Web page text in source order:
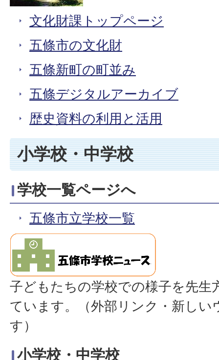
文化財課トップページ
五條市の文化財
五條新町の町並み
五條デジタルアーカイブ
歴史資料の利用と活用
小学校・中学校
学校一覧ページへ
五條市立学校一覧
子どもたちの学校での様子を先生
ています。（外部リンク・新しい
す）
小学校・中学校